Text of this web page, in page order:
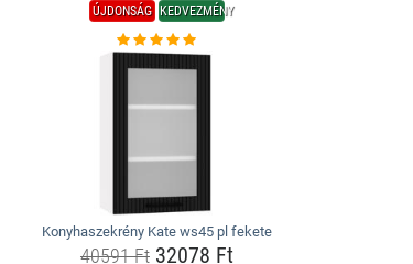
ÚJDONSÁG KEDVEZMÉNY
Konyhaszekrény Kate ws45 pl fekete
40591 Ft32078 Ft